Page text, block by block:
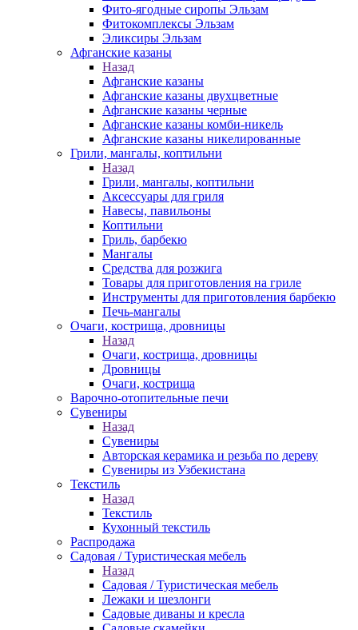
Фито-ягодные сиропы Эльзам
Фитокомплексы Эльзам
Эликсиры Эльзам
Афганские казаны
Назад
Афганские казаны
Афганские казаны двухцветные
Афганские казаны черные
Афганские казаны комби-никель
Афганские казаны никелированные
Грили, мангалы, коптильни
Назад
Грили, мангалы, коптильни
Аксессуары для гриля
Навесы, павильоны
Коптильни
Гриль, барбекю
Мангалы
Средства для розжига
Товары для приготовления на гриле
Инструменты для приготовления барбекю
Печь-мангалы
Очаги, кострища, дровницы
Назад
Очаги, кострища, дровницы
Дровницы
Очаги, кострища
Варочно-отопительные печи
Сувениры
Назад
Сувениры
Авторская керамика и резьба по дереву
Сувениры из Узбекистана
Текстиль
Назад
Текстиль
Кухонный текстиль
Распродажа
Садовая / Туристическая мебель
Назад
Садовая / Туристическая мебель
Лежаки и шезлонги
Садовые диваны и кресла